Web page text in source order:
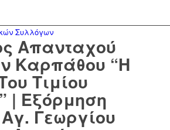
Συλλόγων
Απανταχού
Καρπάθου “Η
Τιμίου
| Εξόρμηση
Αγ. Γεωργίου